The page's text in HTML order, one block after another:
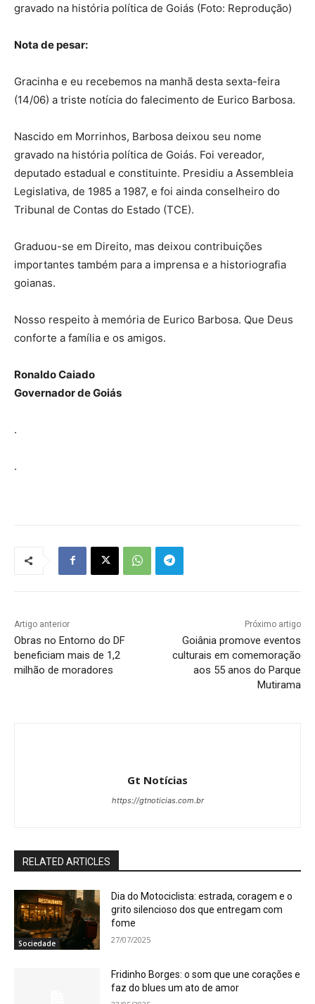
gravado na história política de Goiás (Foto: Reprodução)
Nota de pesar:
Gracinha e eu recebemos na manhã desta sexta-feira
(14/06) a triste notícia do falecimento de Eurico Barbosa.
Nascido em Morrinhos, Barbosa deixou seu nome
gravado na história política de Goiás. Foi vereador,
deputado estadual e constituinte. Presidiu a Assembleia
Legislativa, de 1985 a 1987, e foi ainda conselheiro do
Tribunal de Contas do Estado (TCE).
Graduou-se em Direito, mas deixou contribuições
importantes também para a imprensa e a historiografia
goianas.
Nosso respeito à memória de Eurico Barbosa. Que Deus
conforte a família e os amigos.
Ronaldo Caiado
Governador de Goiás
.
.
Artigo anterior
Obras no Entorno do DF
beneficiam mais de 1,2
milhão de moradores
Próximo artigo
Goiânia promove eventos
culturais em comemoração
aos 55 anos do Parque
Mutirama
Gt Notícias
https://gtnoticias.com.br
RELATED ARTICLES
Sociedade
Dia do Motociclista: estrada, coragem e o
grito silencioso dos que entregam com
fome
27/07/2025
Fridinho Borges: o som que une corações e
faz do blues um ato de amor